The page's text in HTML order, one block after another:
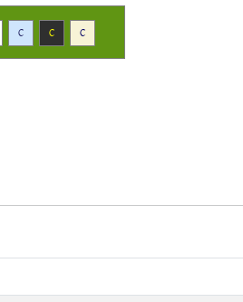
C C C